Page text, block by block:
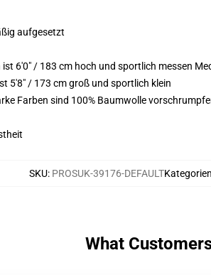
aufgesetzt
6'0" / 183 cm hoch und sportlich messen
5'8" / 173 cm groß und sportlich klein
Farben sind 100% Baumwolle
SKU: PROSUK-39176-DEFAULTKategorien
What